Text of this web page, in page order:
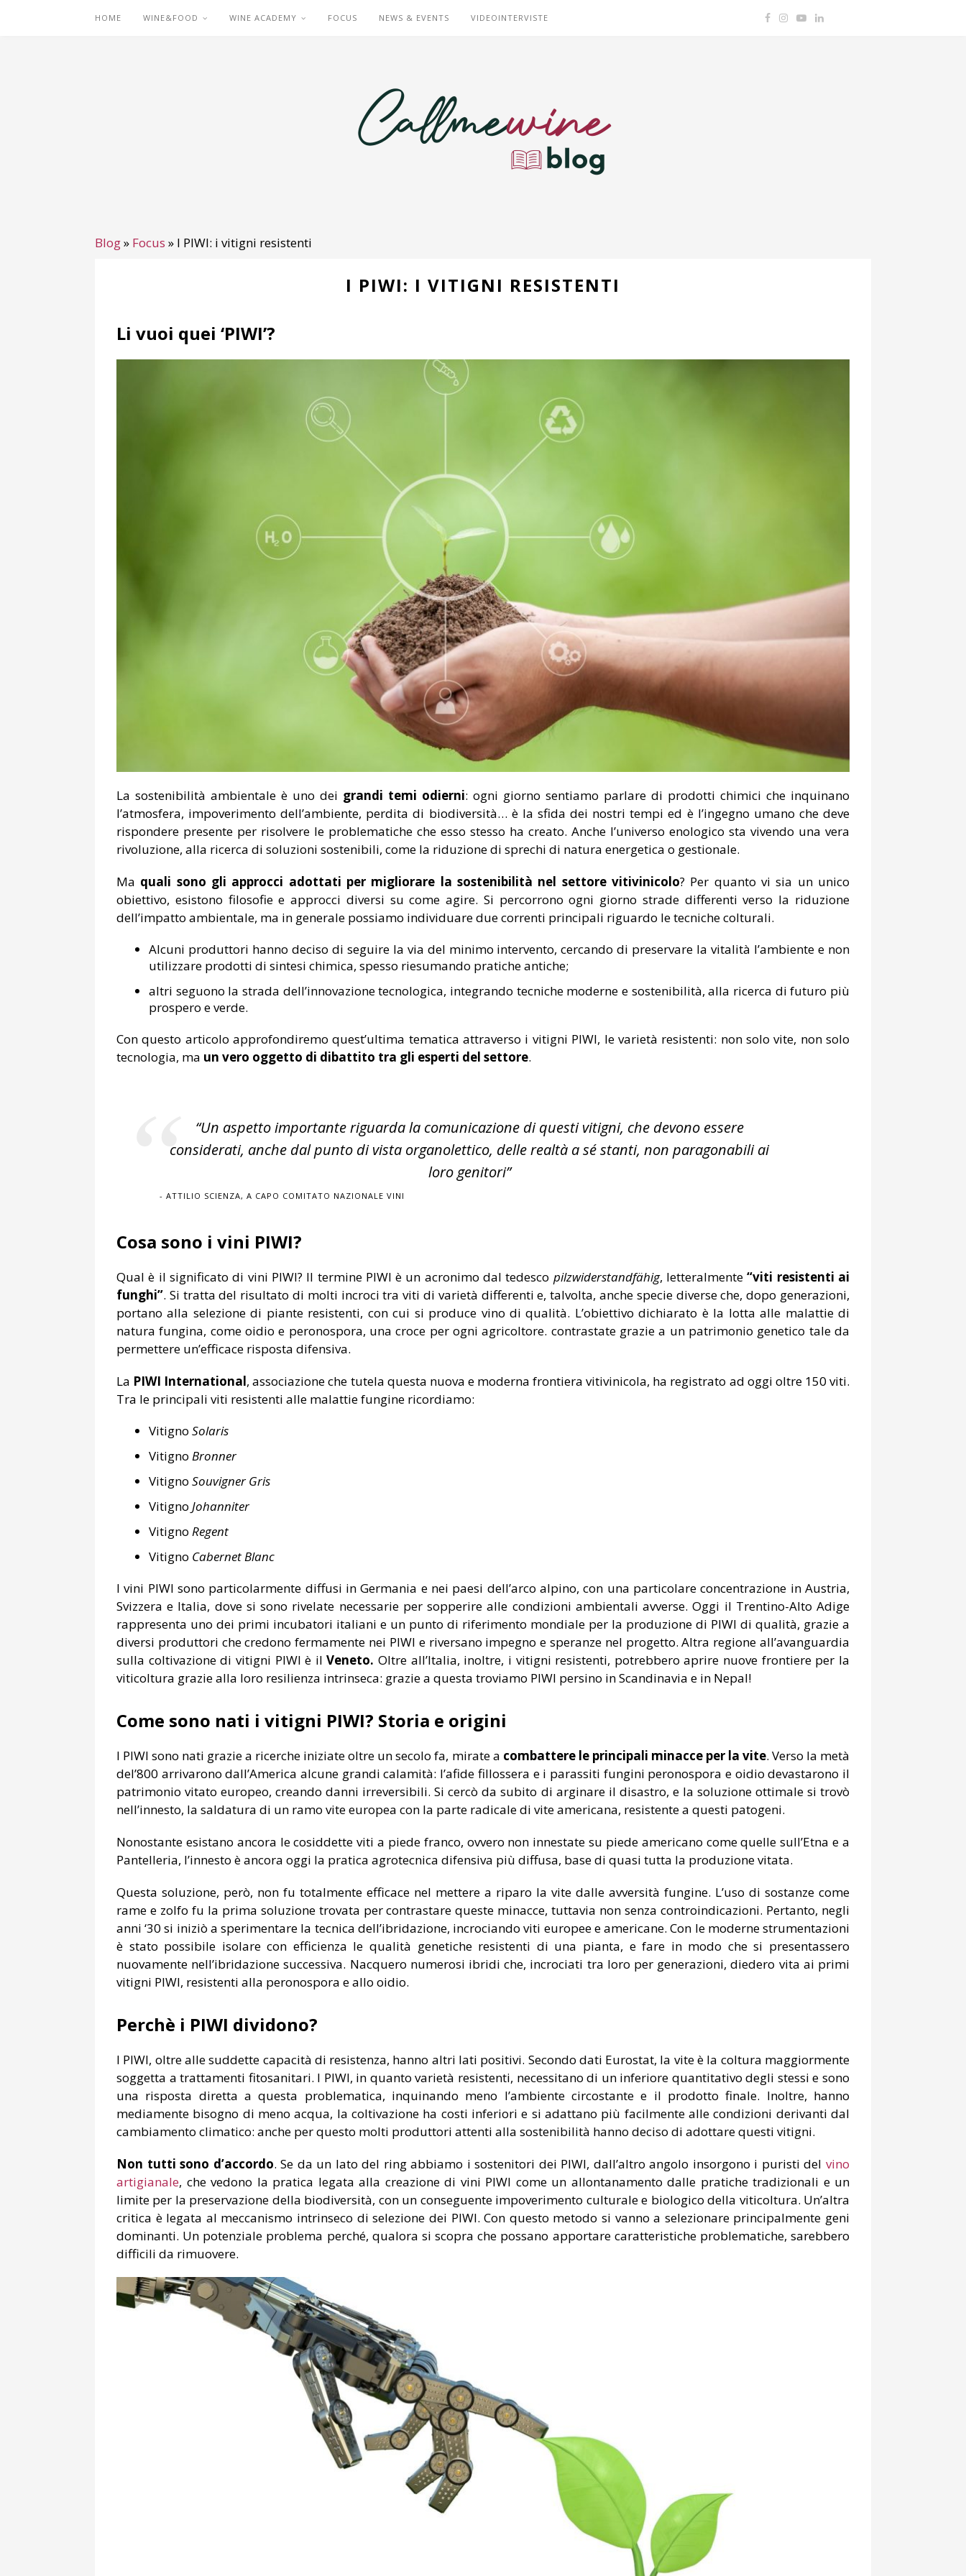
HOME WINE&FOOD WINE ACADEMY FOCUS NEWS & EVENTS VIDEOINTERVISTE
Blog» Focus » I PIWI: i vitigni resistenti
I PIWI: I VITIGNI RESISTENTI
Li vuoi quei ‘PIWI’?
La sostenibilità ambientale è uno dei grandi temi odierni: ogni giorno sentiamo parlare di prodotti chimici che inquinano
l’atmosfera, impoverimento dell’ambiente, perdita di biodiversità… è la sfida dei nostri tempi ed è l’ingegno umano che deve
rispondere presente per risolvere le problematiche che esso stesso ha creato. Anche l’universo enologico sta vivendo una vera
rivoluzione, alla ricerca di soluzioni sostenibili, come la riduzione di sprechi di natura energetica o gestionale.
Ma quali sono gli approcci adottati per migliorare la sostenibilità nel settore vitivinicolo? Per quanto vi sia un unico
obiettivo, esistono filosofie e approcci diversi su come agire. Si percorrono ogni giorno strade differenti verso la riduzione
dell’impatto ambientale, ma in generale possiamo individuare due correnti principali riguardo le tecniche colturali.
Alcuni produttori hanno deciso di seguire la via del minimo intervento, cercando di preservare la vitalità l’ambiente e non
utilizzare prodotti di sintesi chimica, spesso riesumando pratiche antiche;
altri seguono la strada dell’innovazione tecnologica, integrando tecniche moderne e sostenibilità, alla ricerca di futuro più
prospero e verde.
Con questo articolo approfondiremo quest’ultima tematica attraverso i vitigni PIWI, le varietà resistenti: non solo vite, non solo
tecnologia, ma un vero oggetto di dibattito tra gli esperti del settore.
“Un aspetto importante riguarda la comunicazione di questi vitigni, che devono essere
considerati, anche dal punto di vista organolettico, delle realtà a sé stanti, non paragonabili ai
loro genitori”
ATTILIO SCIENZA, A CAPO COMITATO NAZIONALE VINI
Cosa sono i vini PIWI?
Qual è il significato di vini PIWI? Il termine PIWI è un acronimo dal tedesco pilzwiderstandfähig, letteralmente“viti resistenti ai
funghi”. Si tratta del risultato di molti incroci tra viti di varietà differenti e, talvolta, anche specie diverse che, dopo generazioni,
portano alla selezione di piante resistenti, con cui si produce vino di qualità. L’obiettivo dichiarato è la lotta alle malattie di
natura fungina, come oidio e peronospora, una croce per ogni agricoltore. contrastate grazie a un patrimonio genetico tale da
permettere un’efficace risposta difensiva.
La PIWI International, associazione che tutela questa nuova e moderna frontiera vitivinicola, ha registrato ad oggi oltre 150 viti.
Tra le principali viti resistenti alle malattie fungine ricordiamo:
Vitigno Solaris
Vitigno Bronner
Vitigno Souvigner Gris
Vitigno Johanniter
Vitigno Regent
Vitigno Cabernet Blanc
I vini PIWI sono particolarmente diffusi in Germania e nei paesi dell’arco alpino, con una particolare concentrazione in Austria,
Svizzera e Italia, dove si sono rivelate necessarie per sopperire alle condizioni ambientali avverse. Oggi il Trentino-Alto Adige
rappresenta uno dei primi incubatori italiani e un punto di riferimento mondiale per la produzione di PIWI di qualità, grazie a
diversi produttori che credono fermamente nei PIWI e riversano impegno e speranze nel progetto. Altra regione all’avanguardia
sulla coltivazione di vitigni PIWI è il Veneto. Oltre all’Italia, inoltre, i vitigni resistenti, potrebbero aprire nuove frontiere per la
viticoltura grazie alla loro resilienza intrinseca: grazie a questa troviamo PIWI persino in Scandinavia e in Nepal!
Come sono nati i vitigni PIWI? Storia e origini
I PIWI sono nati grazie a ricerche iniziate oltre un secolo fa, mirate a combattere le principali minacce per la vite. Verso la metà
del’800 arrivarono dall’America alcune grandi calamità: l’afide fillossera e i parassiti fungini peronospora e oidio devastarono il
patrimonio vitato europeo, creando danni irreversibili. Si cercò da subito di arginare il disastro, e la soluzione ottimale si trovò
nell’innesto, la saldatura di un ramo vite europea con la parte radicale di vite americana, resistente a questi patogeni.
Nonostante esistano ancora le cosiddette viti a piede franco, ovvero non innestate su piede americano come quelle sull’Etna e a
Pantelleria, l’innesto è ancora oggi la pratica agrotecnica difensiva più diffusa, base di quasi tutta la produzione vitata.
Questa soluzione, però, non fu totalmente efficace nel mettere a riparo la vite dalle avversità fungine. L’uso di sostanze come
rame e zolfo fu la prima soluzione trovata per contrastare queste minacce, tuttavia non senza controindicazioni. Pertanto, negli
anni ‘30 si iniziò a sperimentare la tecnica dell’ibridazione, incrociando viti europee e americane. Con le moderne strumentazioni
è stato possibile isolare con efficienza le qualità genetiche resistenti di una pianta, e fare in modo che si presentassero
nuovamente nell’ibridazione successiva. Nacquero numerosi ibridi che, incrociati tra loro per generazioni, diedero vita ai primi
vitigni PIWI, resistenti alla peronospora e allo oidio.
Perchè i PIWI dividono?
I PIWI, oltre alle suddette capacità di resistenza, hanno altri lati positivi. Secondo dati Eurostat, la vite è la coltura maggiormente
soggetta a trattamenti fitosanitari. I PIWI, in quanto varietà resistenti, necessitano di un inferiore quantitativo degli stessi e sono
una risposta diretta a questa problematica, inquinando meno l’ambiente circostante e il prodotto finale. Inoltre, hanno
mediamente bisogno di meno acqua, la coltivazione ha costi inferiori e si adattano più facilmente alle condizioni derivanti dal
cambiamento climatico: anche per questo molti produttori attenti alla sostenibilità hanno deciso di adottare questi vitigni.
Non tutti sono d’accordo. Se da un lato del ring abbiamo i sostenitori dei PIWI, dall’altro angolo insorgono i puristi delvino
artigianale, che vedono la pratica legata alla creazione di vini PIWI come un allontanamento dalle pratiche tradizionali e un
limite per la preservazione della biodiversità, con un conseguente impoverimento culturale e biologico della viticoltura. Un’altra
critica è legata al meccanismo intrinseco di selezione dei PIWI. Con questo metodo si vanno a selezionare principalmente geni
dominanti. Un potenziale problema perché, qualora si scopra che possano apportare caratteristiche problematiche, sarebbero
difficili da rimuovere.